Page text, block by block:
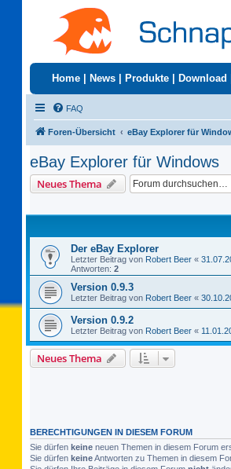
Home News Produkte Download
FAQ
Foren-Übersicht eBay Explorer für
eBay Explorer für Windows
Neues Thema
Der eBay Explorer
Letzter Beitrag von Robert Beer «
Antworten: 2
Version 0.9.3
Letzter Beitrag von Robert Beer «
Version 0.9.2
Letzter Beitrag von Robert Beer «
Neues Thema
BERECHTIGUNGEN IN DIESEM FORUM
Sie dürfen keine neuen Themen in diesem Forum
Sie dürfen keineAntworten zu Themen in diesem